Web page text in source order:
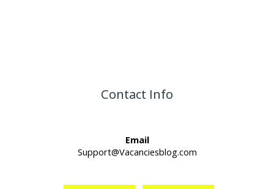
Contact Info
Email
Support@Vacanciesblog.com